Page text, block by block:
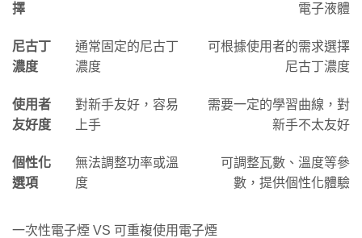
擇
電子液體
尼古丁
濃度
通常固定的尼古丁
濃度
可根據使用者的需求選擇
尼古丁濃度
使用者
友好度
對新手友好，容易
上手
需要一定的學習曲線，對
新手不太友好
個性化
選項
無法調整功率或溫
度
可調整瓦數、溫度等參
數，提供個性化體驗
一次性電子煙 VS 可重複使用電子煙